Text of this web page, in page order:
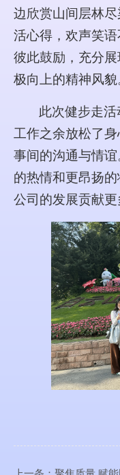
边欣赏山间层林
活心得，欢声笑
彼此鼓励，充分
极向上的精神风貌
此次健步走
工作之余放松了
事间的沟通与情
的热情和更昂扬
公司的发展贡献更